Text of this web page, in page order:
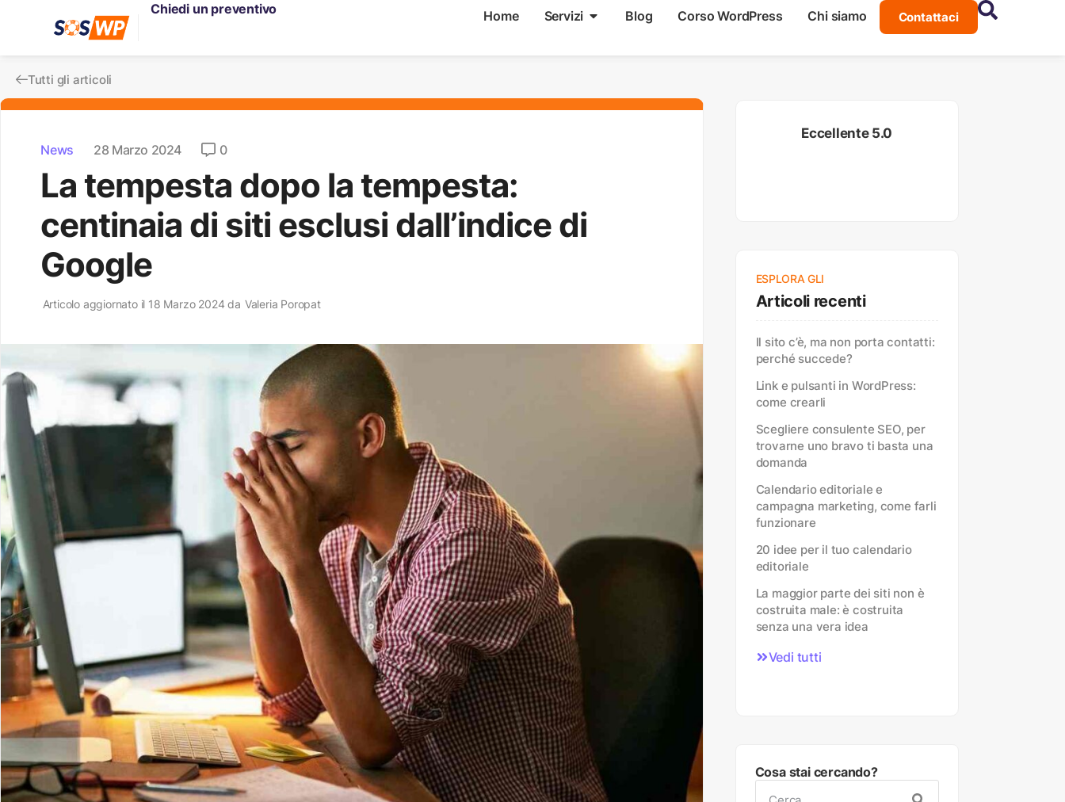
Home Servizi Blog Corso WordPress Chi siamo Contattaci
Chiedi un preventivo
Tutti gli articoli
News 28 Marzo 2024 0
La tempesta dopo la tempesta:
centinaia di siti esclusi dall’indice di
Google
Articolo aggiornato il 18 Marzo 2024 da Valeria Poropat
Eccellente 5.0
ESPLORA GLI
Articoli recenti
Il sito c’è, ma non porta contatti:
perché succede?
Link e pulsanti in WordPress:
come crearli
Scegliere consulente SEO, per
trovarne uno bravo ti basta una
domanda
Calendario editoriale e
campagna marketing, come farli
funzionare
20 idee per il tuo calendario
editoriale
La maggior parte dei siti non è
costruita male: è costruita
senza una vera idea
Vedi tutti
Cosa stai cercando?